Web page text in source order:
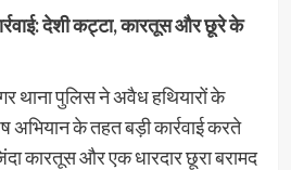
देशी कट्टा, कारतूस और छूरे के
थाना पुलिस ने अवैध हथियारों के
अभियान के तहत बड़ी कार्रवाई करते
कारतूस और एक धारदार छूरा बरामद